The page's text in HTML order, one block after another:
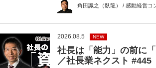
角田識之（臥龍） / 感動経営コ
2026.08.5 NEW
社長は「能力」の前に
／社長業ネクスト #445